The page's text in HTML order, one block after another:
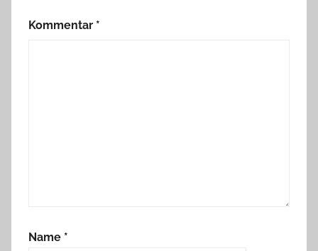
a
e
Kommentar *
Name *